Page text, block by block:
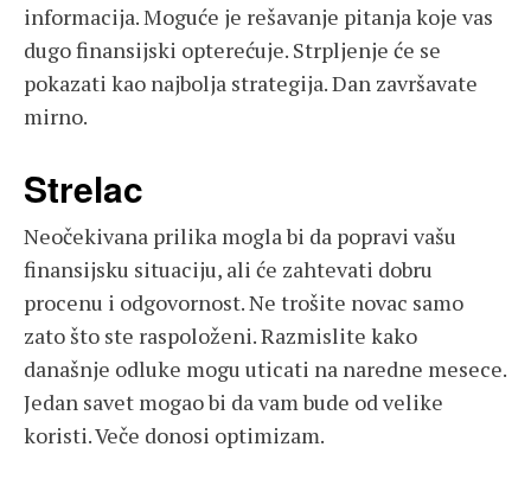
informacija. Moguće je rešavanje pitanja koje vas
dugo finansijski opterećuje. Strpljenje će se
pokazati kao najbolja strategija. Dan završavate
mirno.
Strelac
Neočekivana prilika mogla bi da popravi vašu
finansijsku situaciju, ali će zahtevati dobru
procenu i odgovornost. Ne trošite novac samo
zato što ste raspoloženi. Razmislite kako
današnje odluke mogu uticati na naredne mesece.
Jedan savet mogao bi da vam bude od velike
koristi. Veče donosi optimizam.